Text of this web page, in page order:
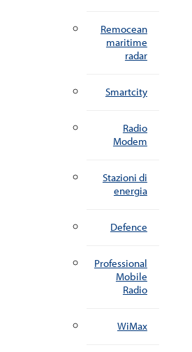
Remocean
maritime
radar
Smartcity
Radio
Modem
Stazioni di
energia
Defence
Professional
Mobile
Radio
WiMax